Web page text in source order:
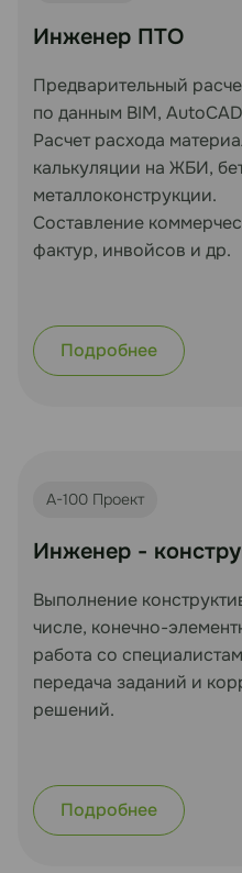
Инженер ПТО
Предварительный
по данным BIM,
Расчет расхода
калькуляции на ЖБИ,
металлоконструкции.
Составление
фактур, инвойсов и др.
Подробнее
А-100 Проект
Инженер -
Выполнение
числе, конечно-
работа со
передача заданий и
решений.
Подробнее